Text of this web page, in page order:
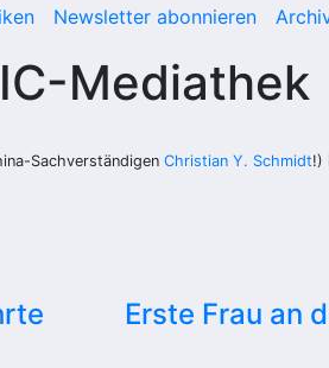
Newsletter abonnieren
Mediathek
Sachverständigen Christian Y. Schmidt!)
Erste Frau an